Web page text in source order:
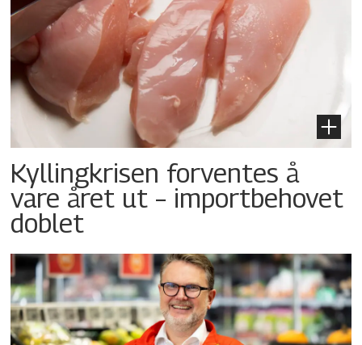
Kyllingkrisen forventes å
vare året ut – importbehovet
doblet